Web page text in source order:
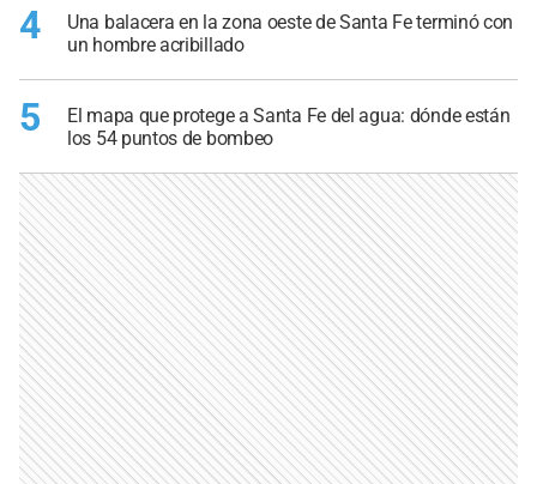
4
Una balacera en la zona oeste de Santa Fe terminó con
un hombre acribillado
5
El mapa que protege a Santa Fe del agua: dónde están
los 54 puntos de bombeo